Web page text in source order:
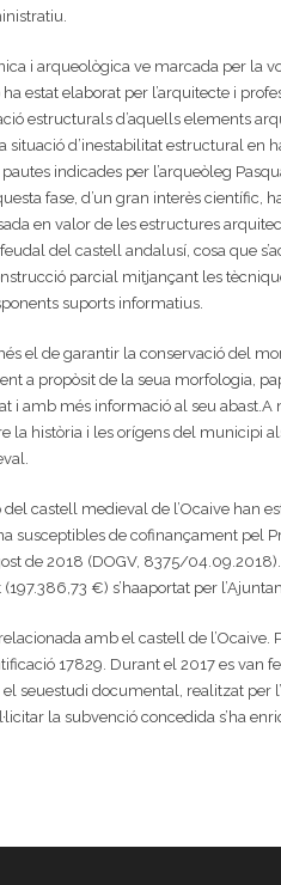
i arqueològica ve marcada per la
estat elaborat per l’arquitecte i
estructurals d’aquells elements
d’inestabilitat estructural en
indicades per l’arqueòleg
fase, d’un gran interès
en valor de les estructures
del castell andalusí, cosa que
parcial mitjançant les
suports informatius.
el de garantir la conservació del
a propòsit de la seua morfologia,
i amb més informació al seu
la història i les orígens del municipi
castell medieval de l’Ocaive han
susceptibles de cofinançament pel
de 2018 (DOGV, 8375/
€) s’haaportat per
amb el castell de
17829. Durant el 2017 es
el seuestudi documental, realitzat
la subvenció concedida s’ha